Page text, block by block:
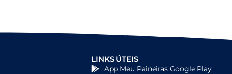
LINKS ÚTEIS
App Meu Paineiras Google Play